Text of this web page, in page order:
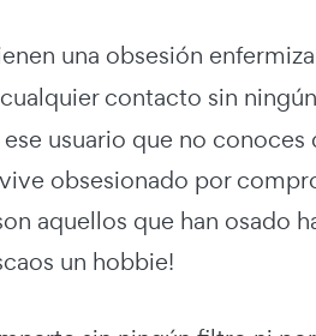
una obsesión
contacto sin
usuario que no conoces
obsesionado por
aquellos que han osado
un hobbie!